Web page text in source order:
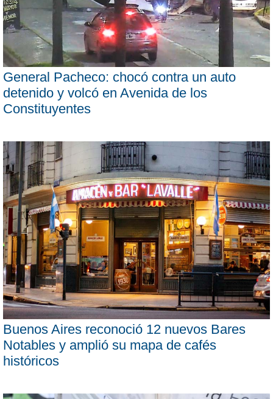
General Pacheco: chocó contra un auto
detenido y volcó en Avenida de los
Constituyentes
Buenos Aires reconoció 12 nuevos Bares
Notables y amplió su mapa de cafés
históricos